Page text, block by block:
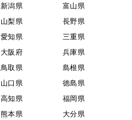
新潟県
富山県
山梨県
長野県
愛知県
三重県
大阪府
兵庫県
鳥取県
島根県
山口県
徳島県
高知県
福岡県
熊本県 大分県